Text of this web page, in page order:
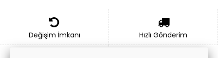
gönderilir.
Siparişlerinizi dilerseniz çalıştığımız kargo şubesinden
alabilirsiniz.
Değişim İmkanı Hızlı Gönderim